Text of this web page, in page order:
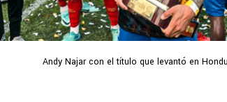
Andy Najar con el título que levantó en